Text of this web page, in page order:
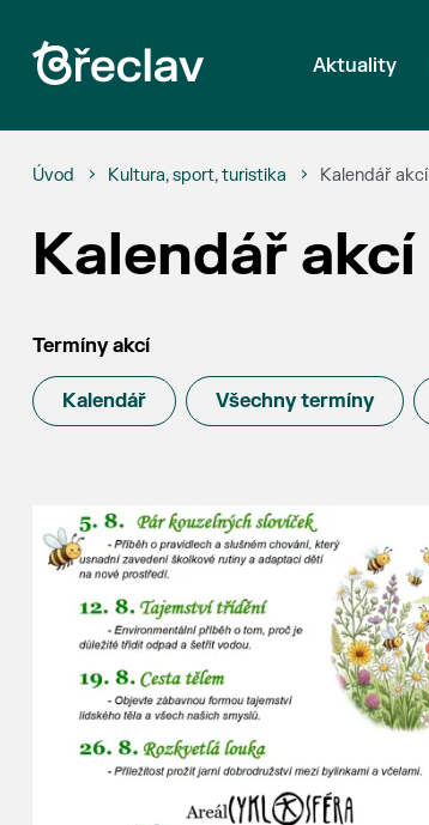
Aktuality
Úvod Kultura, sport, turistika Kalendář akcí
Kalendář akcí
Termíny akcí
Kalendář Všechny termíny